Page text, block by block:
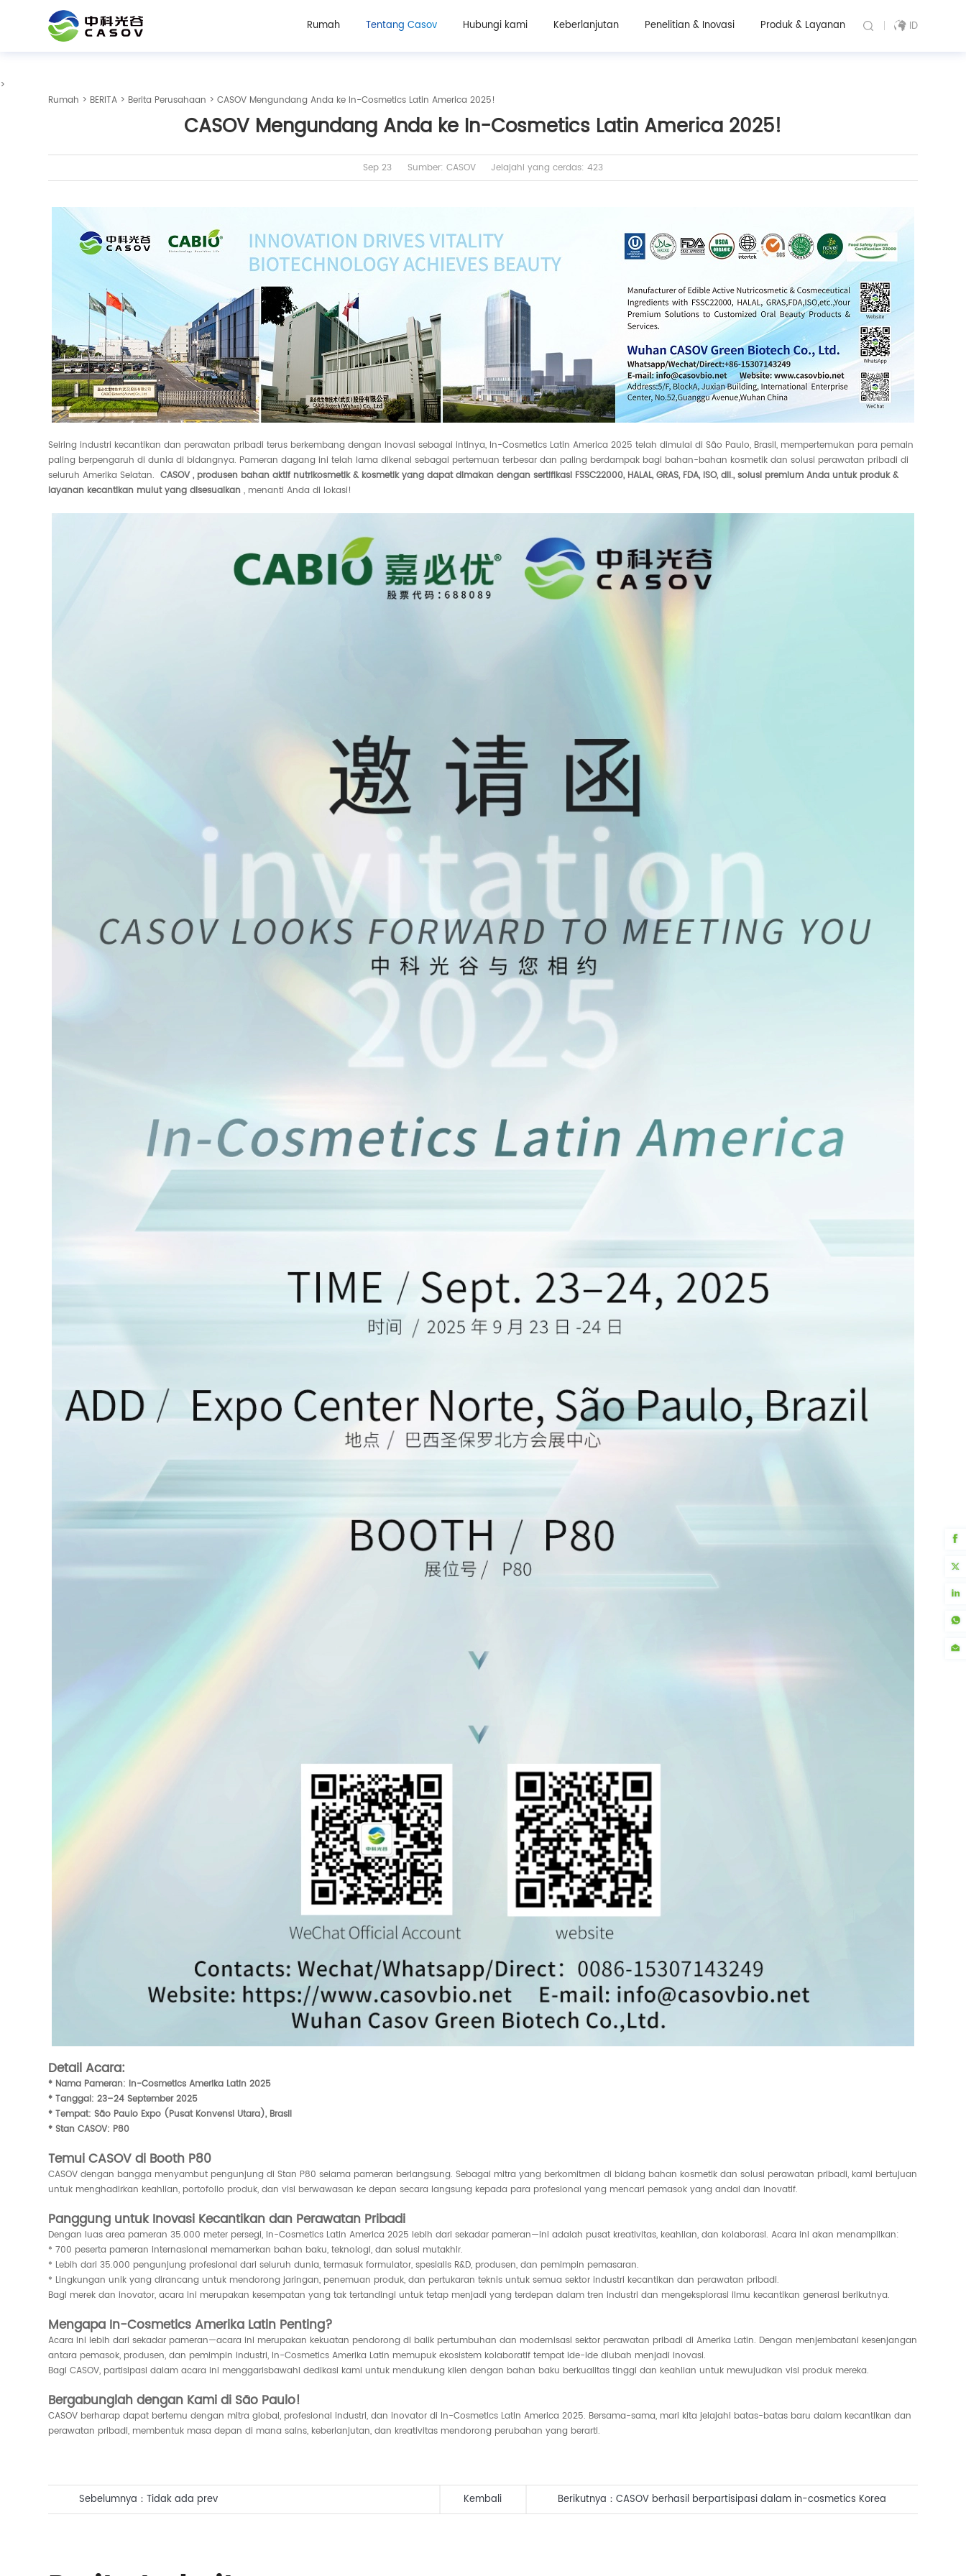
Rumah Tentang Casov Hubungi kami Keberlanjutan Penelitian & Inovasi Produk & Layanan ID
>
Rumah > BERITA > Berita Perusahaan > CASOV Mengundang Anda ke In-Cosmetics Latin America 2025!
CASOV Mengundang Anda ke In-Cosmetics Latin America 2025!
Sep 23 Sumber: CASOV Jelajahi yang cerdas: 423
Seiring industri kecantikan dan perawatan pribadi terus berkembang dengan inovasi sebagai intinya, In-Cosmetics Latin America 2025 telah dimulai di São Paulo, Brasil, mempertemukan para pemain
paling berpengaruh di dunia di bidangnya. Pameran dagang ini telah lama dikenal sebagai pertemuan terbesar dan paling berdampak bagi bahan-bahan kosmetik dan solusi perawatan pribadi di
seluruh Amerika Selatan.CASOV, produsen bahan aktif nutrikosmetik & kosmetik yang dapat dimakan dengan sertifikasi FSSC22000, HALAL, GRAS, FDA, ISO, dll., solusi premium Anda untuk produk &
layanan kecantikan mulut yang disesuaikan , menanti Anda di lokasi!
Detail Acara:
* Nama Pameran: In-Cosmetics Amerika Latin 2025
* Tanggal: 23–24 September 2025
* Tempat: São Paulo Expo (Pusat Konvensi Utara), Brasil
* Stan CASOV: P80
Temui CASOV di Booth P80
CASOV dengan bangga menyambut pengunjung di Stan P80 selama pameran berlangsung. Sebagai mitra yang berkomitmen di bidang bahan kosmetik dan solusi perawatan pribadi, kami bertujuan
untuk menghadirkan keahlian, portofolio produk, dan visi berwawasan ke depan secara langsung kepada para profesional yang mencari pemasok yang andal dan inovatif.
Panggung untuk Inovasi Kecantikan dan Perawatan Pribadi
Dengan luas area pameran 35.000 meter persegi, In-Cosmetics Latin America 2025 lebih dari sekadar pameran—ini adalah pusat kreativitas, keahlian, dan kolaborasi. Acara ini akan menampilkan:
* 700 peserta pameran internasional memamerkan bahan baku, teknologi, dan solusi mutakhir.
* Lebih dari 35.000 pengunjung profesional dari seluruh dunia, termasuk formulator, spesialis R&D, produsen, dan pemimpin pemasaran.
* Lingkungan unik yang dirancang untuk mendorong jaringan, penemuan produk, dan pertukaran teknis untuk semua sektor industri kecantikan dan perawatan pribadi.
Bagi merek dan inovator, acara ini merupakan kesempatan yang tak tertandingi untuk tetap menjadi yang terdepan dalam tren industri dan mengeksplorasi ilmu kecantikan generasi berikutnya.
Mengapa In-Cosmetics Amerika Latin Penting?
Acara ini lebih dari sekadar pameran—acara ini merupakan kekuatan pendorong di balik pertumbuhan dan modernisasi sektor perawatan pribadi di Amerika Latin. Dengan menjembatani kesenjangan
antara pemasok, produsen, dan pemimpin industri, In-Cosmetics Amerika Latin memupuk ekosistem kolaboratif tempat ide-ide diubah menjadi inovasi.
Bagi CASOV, partisipasi dalam acara ini menggarisbawahi dedikasi kami untuk mendukung klien dengan bahan baku berkualitas tinggi dan keahlian untuk mewujudkan visi produk mereka.
Bergabunglah dengan Kami di São Paulo!
CASOV berharap dapat bertemu dengan mitra global, profesional industri, dan inovator di In-Cosmetics Latin America 2025. Bersama-sama, mari kita jelajahi batas-batas baru dalam kecantikan dan
perawatan pribadi, membentuk masa depan di mana sains, keberlanjutan, dan kreativitas mendorong perubahan yang berarti.
Sebelumnya：Tidak ada prev Berikutnya： CASOV berhasil berpartisipasi dalam in-cosmetics Korea
Kembali